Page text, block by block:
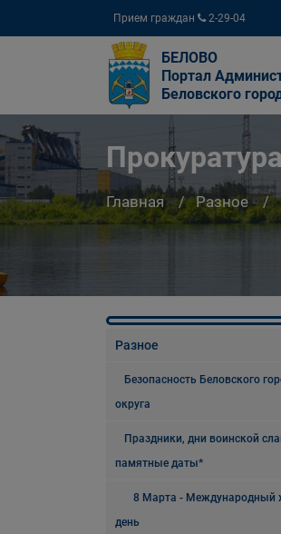
Прием граждан 2-29-04
БЕЛОВО
Портал
Беловского
Главная Разное
Разное
Безопасность Беловского
округа
Праздники, дни воинской
памятные даты*
8 Марта - Международный
день